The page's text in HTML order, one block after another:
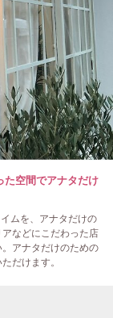
た空間でアナタだけ
ムを、アナタだけの
などにこだわった店
アナタだけのための
だけます。